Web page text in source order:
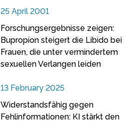
25 April 2001
Forschungsergebnisse zeigen:
Bupropion steigert die Libido bei
Frauen, die unter vermindertem
sexuellen Verlangen leiden
13 February 2025
Widerstandsfähig gegen
Fehlinformationen: KI stärkt den